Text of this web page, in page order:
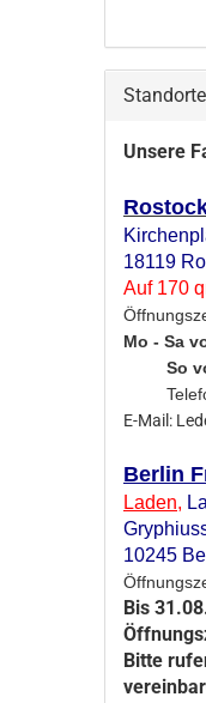
Standorte
Unsere
18119
Auf 170
Mo - Sa
So von
E-Mail:
Berlin
Laden,
10245
Bis
Bitte